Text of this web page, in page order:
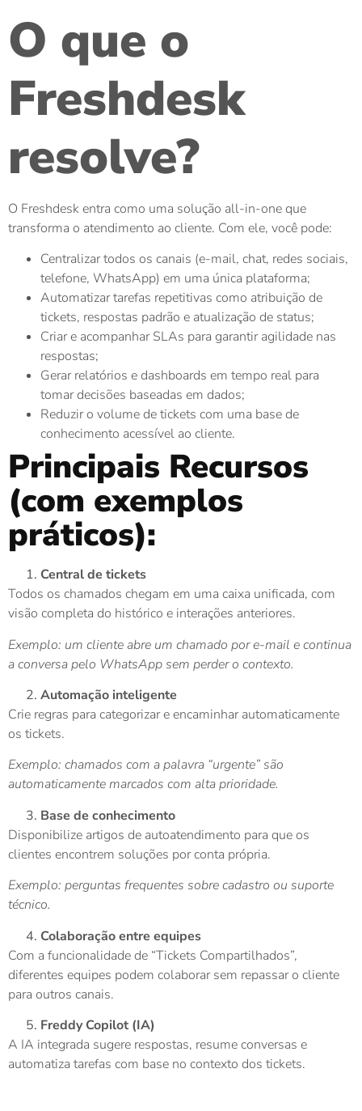
O que o
Freshdesk
resolve?
O Freshdesk entra como uma solução all-in-one que
transforma o atendimento ao cliente. Com ele, você pode:
Centralizar todos os canais (e-mail, chat, redes sociais,
telefone, WhatsApp) em uma única plataforma;
Automatizar tarefas repetitivas como atribuição de
tickets, respostas padrão e atualização de status;
Criar e acompanhar SLAs para garantir agilidade nas
respostas;
Gerar relatórios e dashboards em tempo real para
tomar decisões baseadas em dados;
Reduzir o volume de tickets com uma base de
conhecimento acessível ao cliente.
Principais Recursos
(com exemplos
práticos):
Central de tickets
Todos os chamados chegam em uma caixa unificada, com
visão completa do histórico e interações anteriores.
Exemplo: um cliente abre um chamado por e-mail e continua
a conversa pelo WhatsApp sem perder o contexto.
Automação inteligente
Crie regras para categorizar e encaminhar automaticamente
os tickets.
Exemplo: chamados com a palavra “urgente” são
automaticamente marcados com alta prioridade.
Base de conhecimento
Disponibilize artigos de autoatendimento para que os
clientes encontrem soluções por conta própria.
Exemplo: perguntas frequentes sobre cadastro ou suporte
técnico.
Colaboração entre equipes
Com a funcionalidade de “Tickets Compartilhados”,
diferentes equipes podem colaborar sem repassar o cliente
para outros canais.
Freddy Copilot (IA)
A IA integrada sugere respostas, resume conversas e
automatiza tarefas com base no contexto dos tickets.